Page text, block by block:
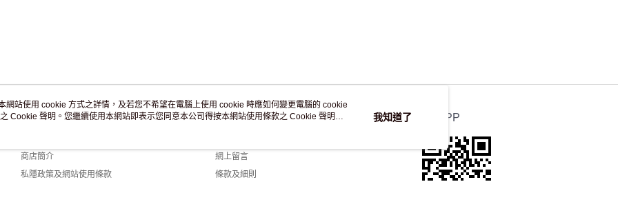
關於我們
商店簡介
私隱政策及網站使用條款
客戶服務
網上留言
條款及細則
官方APP
網站使用 cookie 方式之詳情，及若您不希望在電腦上使用 cookie 時應如何變更電腦的 cookie
Cookie 聲明。您繼續使用本網站即表示您同意本公司得按本網站使用條款之 Cookie 聲明使
我知道了